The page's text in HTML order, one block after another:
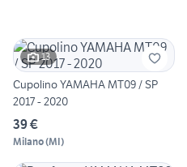
13
Cupolino YAMAHA MT09 / SP
2017 - 2020
39 €
Milano(MI)